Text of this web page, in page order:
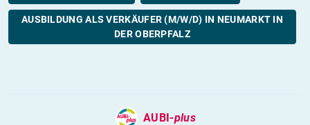
AUSBILDUNG ALS VERKÄUFER (M/W/D) IN NEUMARKT IN
DER OBERPFALZ
AUBI-plus